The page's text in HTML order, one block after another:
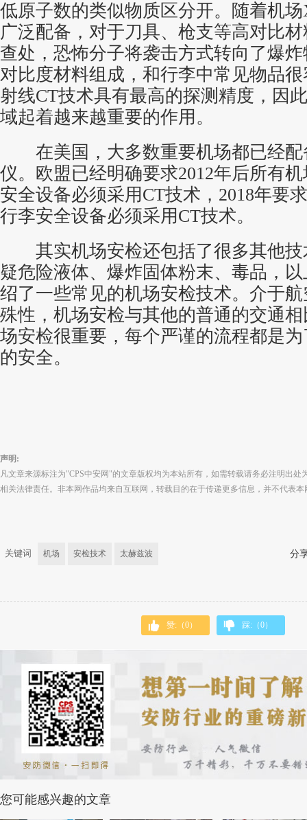
低原子数的类似物质区分开。随着机
广泛配备，对于刀具、枪支等高对比
查处，恐怖分子将袭击方式转向了爆
对比度材料组成，和行李中常见物品
射线CT技术具有最高的探测精度，因
域起着越来越重要的作用。
在美国，大多数重要机场都已经配
仪。欧盟已经明确要求2012年后所有
安全设备必须采用CT技术，2018年要
行李安全设备必须采用CT技术。
其实机场安检还包括了很多其他技
疑危险液体、爆炸固体粉末、毒品，
绍了一些常见的机场安检技术。介于
殊性，机场安检与其他的普通的交通
场安检很重要，每个严谨的流程都是
的安全。
声明:
凡文章来源标注为"CPS中安网"的文章版权均为本站所有，如需转载请务必注明出处
相关法律责任。非本网作品均来自互联网，转载目的在于传递更多信息，并不代表
关键词 机场 安检技术 太赫兹波 分
赞:（0） 踩:（0）
您可能感兴趣的文章